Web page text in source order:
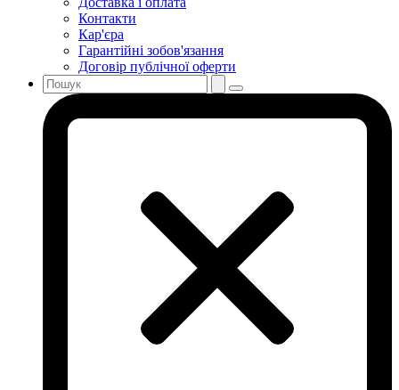
Контакти
Кар'єра
Гарантійні зобов'язання
Договір публічної оферти